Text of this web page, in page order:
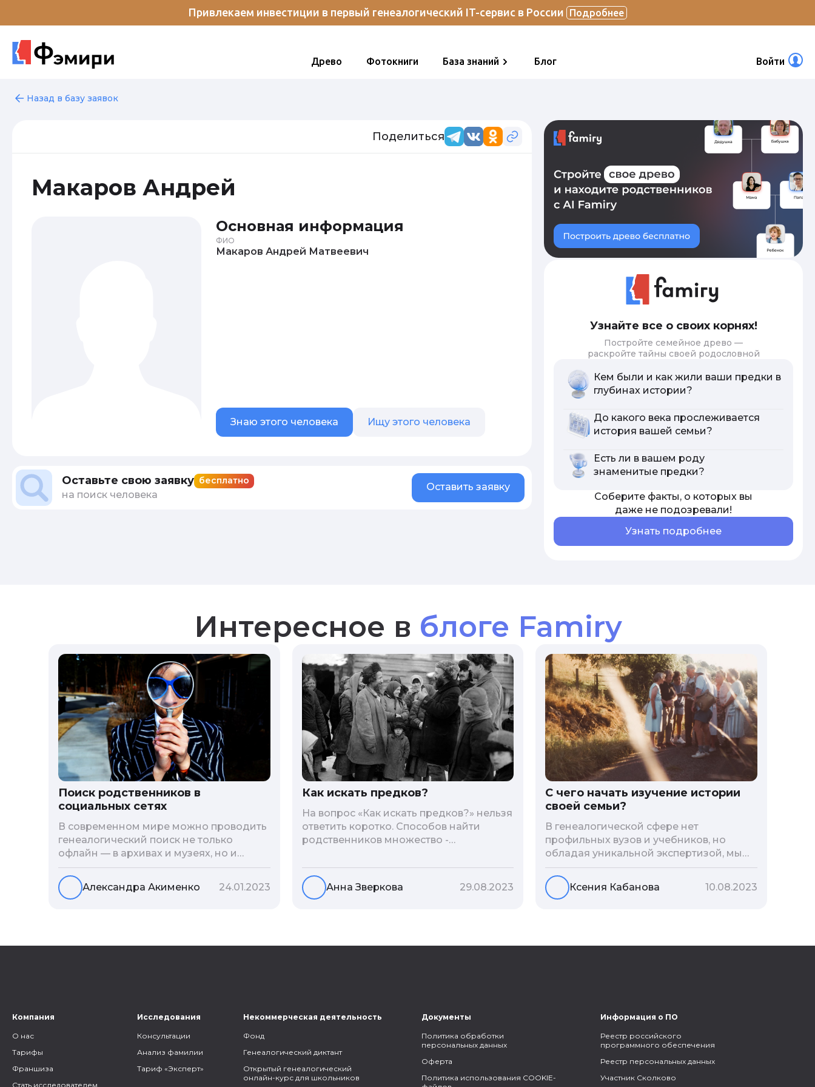
Привлекаем инвестиции в первый генеалогический IT-сервис в России Подробнее
Древо Фотокниги База знаний Блог Войти
Назад в базу заявок
Поделиться
Макаров Андрей
Основная информация
ФИО
Макаров Андрей Матвеевич
Знаю этого человека Ищу этого человека
Оставьте свою заявку бесплатно
на поиск человека
Оставить заявку
Узнайте все о своих корнях!
Постройте семейное древо —
раскройте тайны своей родословной
Кем были и как жили ваши предки в
глубинах истории?
До какого века прослеживается
история вашей семьи?
Есть ли в вашем роду
знаменитые предки?
Соберите факты, о которых вы
даже не подозревали!
Узнать подробнее
Интересное в блоге Famiry
Поиск родственников в
социальных сетях
В современном мире можно проводить
генеалогический поиск не только
офлайн — в архивах и музеях, но и
воспользоваться интернетом. Сегодня
мы расскажем вам как и в каких
социальных сетях можно провести
то, как грамотно построить с ними
Александра Акименко 24.01.2023
Как искать предков?
На вопрос «Как искать предков?» нельзя
ответить коротко. Способов найти
родственников множество -
социальные сети, ДНК-тесты, онлайн-
базы. Именно поэтому мы сделали для
вас подборку лучших статей блога
Анна Зверкова 29.08.2023
С чего начать изучение истории
своей семьи?
В генеалогической сфере нет
профильных вузов и учебников, но
обладая уникальной экспертизой, мы
разработали авторскую методологию
проведения архивно-генеалогических
исследований, ее мы закладываем и
Ксения Кабанова 10.08.2023
Компания
О нас
Тарифы
Франшиза
Стать исследователем
Исследования
Консультации
Анализ фамилии
Тариф «Эксперт»
Некоммерческая деятельность
Фонд
Генеалогический диктант
Открытый генеалогический
онлайн-курс для школьников
Документы
Политика обработки
персональных данных
Оферта
Политика использования COOKIE-
Информация о ПО
Реестр российского
программного обеспечения
Реестр персональных данных
Участник Сколково